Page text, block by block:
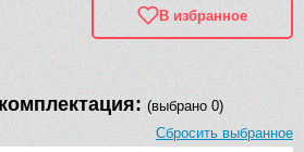
В избранное
(выбрано 0)
Сбросить выбранное